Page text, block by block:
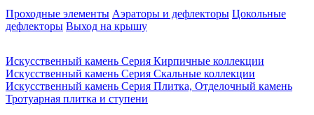
Проходные элементы Аэраторы и дефлекторы Цокольные
дефлекторы Выход на крышу
Искусственный камень Серия Кирпичные коллекции
Искусственный камень Серия Скальные коллекции
Искусственный камень Серия Плитка, Отделочный камень
Тротуарная плитка и ступени